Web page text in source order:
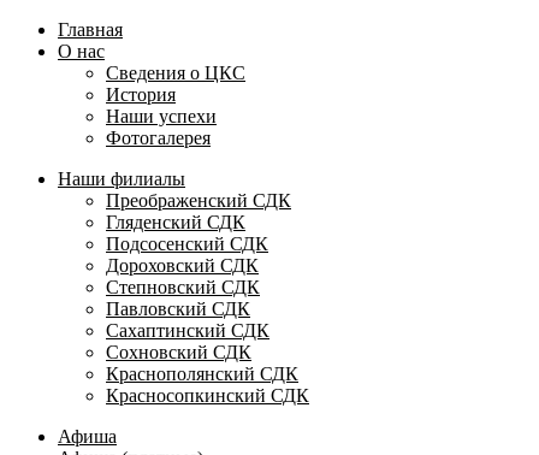
Главная
О нас
Сведения о ЦКС
История
Наши успехи
Фотогалерея
Наши филиалы
Преображенский СДК
Гляденский СДК
Подсосенский СДК
Дороховский СДК
Степновский СДК
Павловский СДК
Сахаптинский СДК
Сохновский СДК
Краснополянский СДК
Красносопкинский СДК
Афиша